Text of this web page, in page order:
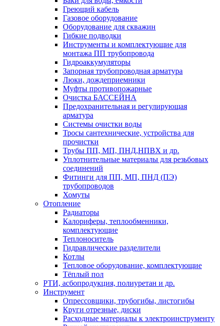
Греющий кабель
Газовое оборудование
Оборудование для скважин
Гибкие подводки
Инструменты и комплектующие для
монтажа ПП трубопровода
Гидроаккумуляторы
Запорная трубопроводная арматура
Люки, дождеприемники
Муфты противопожарные
Очистка БАССЕЙНА
Предохранительная и регулирующая
арматура
Системы очистки воды
Тросы сантехнические, устройства для
прочистки
Трубы ПП, МП, ПНД,НПВХ и др.
Уплотнительные материалы для резьбовых
соединений
Фитинги для ПП, МП, ПНД (ПЭ)
трубопроводов
Хомуты
Отопление
Радиаторы
Калориферы, теплообменники,
комплектующие
Теплоноситель
Гидравлические разделители
Котлы
Тепловое оборудование, комплектующие
Тёплый пол
РТИ, асбопродукция, полиуретан и др.
Инструмент
Опрессовщики, трубогибы, листогибы
Круги отрезные, диски
Расходные материалы к электроинструменту